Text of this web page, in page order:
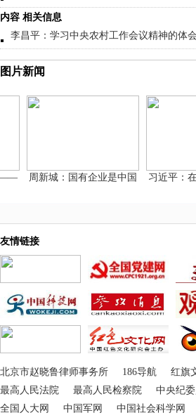
内容 相关信息
李昌平：学习中央农村工作会议精神的体
图片新闻
周新城：国有企业是中国 习近平：在
友情链接
北京市赵晓鲁律师事务所 186导航 红旗
最高人民法院
最高人民检察院 中央纪
全国人大网
中国军网 中国社会科学网